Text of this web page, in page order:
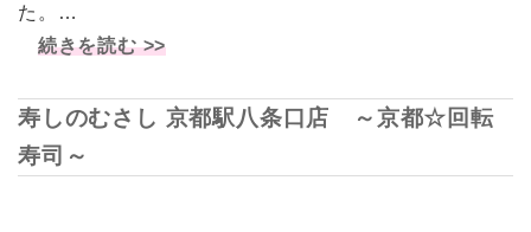
た。…
続きを読む >>
寿しのむさし 京都駅八条口店 ～京都☆回転
寿司～